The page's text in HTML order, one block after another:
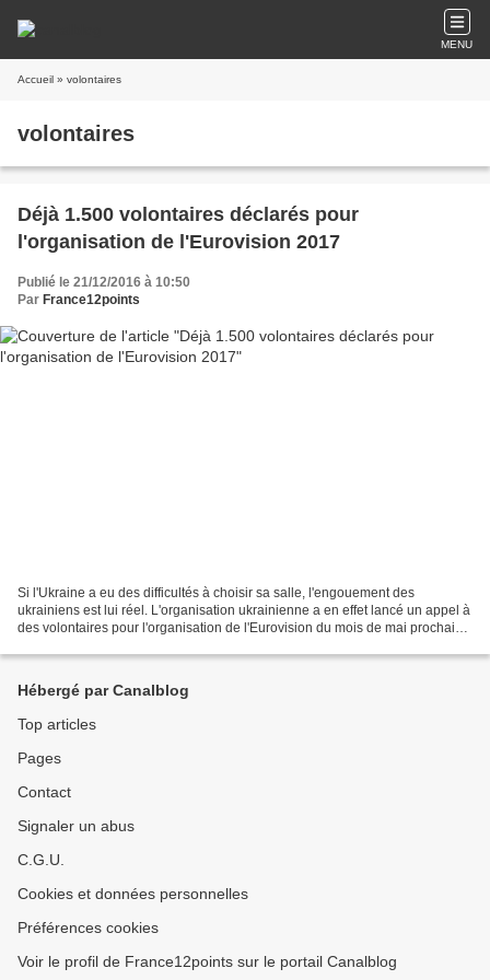
MENU
Accueil » volontaires
volontaires
Déjà 1.500 volontaires déclarés pour
l'organisation de l'Eurovision 2017
Publié le 21/12/2016 à 10:50
Par France12points
Si l'Ukraine a eu des difficultés à choisir sa salle, l'engouement des
ukrainiens est lui réel. L'organisation ukrainienne a en effet lancé un appel à
des volontaires pour l'organisation de l'Eurovision du mois de mai prochain.
Hébergé par Canalblog
Top articles
Pages
Contact
Signaler un abus
C.G.U.
Cookies et données personnelles
Préférences cookies
Voir le profil de France12points sur le portail Canalblog